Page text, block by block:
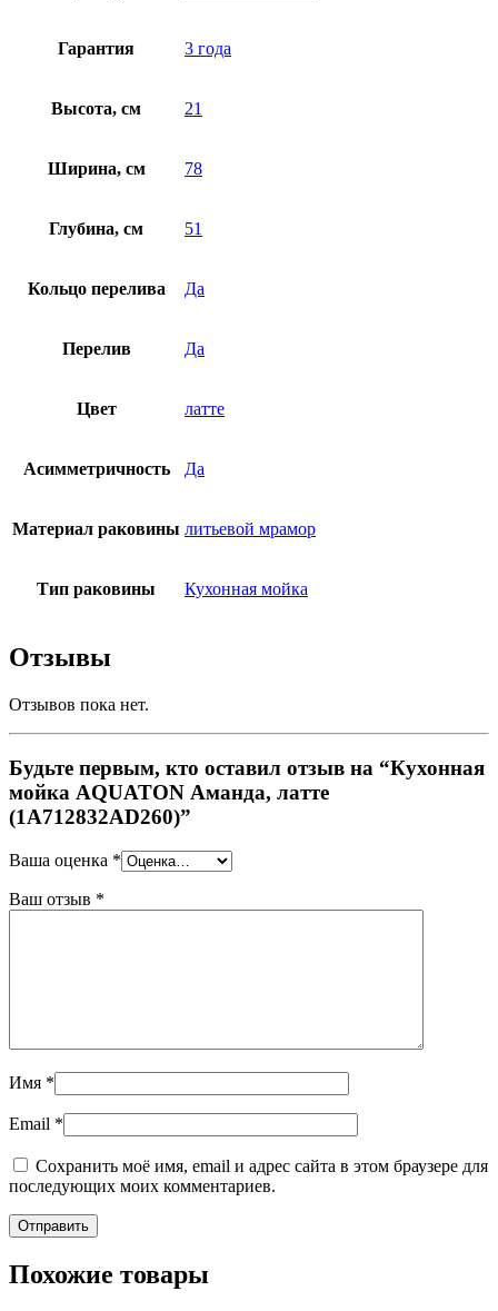
Гарантия 3 года
Высота, см 21
Ширина, см 78
Глубина, см 51
Кольцо перелива Да
Перелив Да
Цвет латте
Асимметричность Да
Материал раковины литьевой мрамор
Тип раковины Кухонная мойка
Отзывы
Отзывов пока нет.
Будьте первым, кто оставил отзыв на “Кухонная
мойка AQUATON Аманда, латте
(1A712832AD260)”
Ваша оценка *
Ваш отзыв *
Имя *
Email *
Сохранить моё имя, email и адрес сайта в этом браузере для
последующих моих комментариев.
Похожие товары